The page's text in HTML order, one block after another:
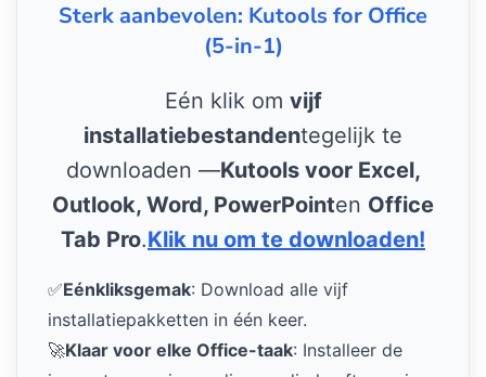
Sterk aanbevolen: Kutools for Office
(5-in-1)
Eén klik om vijf
installatiebestandentegelijk te
downloaden —Kutools voor Excel,
Outlook, Word, PowerPointen Office
Tab Pro.Klik nu om te downloaden!
✅Eénkliksgemak: Download alle vijf
installatiepakketten in één keer.
🚀Klaar voor elke Office-taak: Installeer de